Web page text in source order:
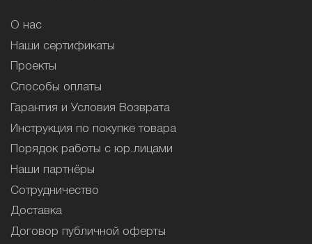
О нас
Наши сертификаты
Проекты
Способы оплаты
Гарантия и Условия Возврата
Инструкция по покупке товара
Порядок работы с юр.лицами
Наши партнёры
Сотрудничество
Доставка
Договор публичной оферты